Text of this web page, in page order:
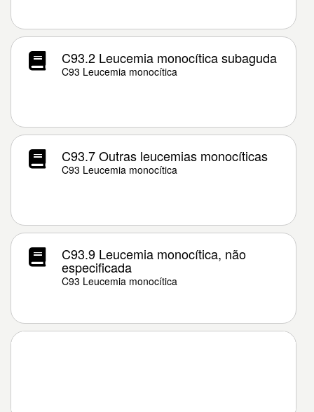
C93.2 Leucemia monocítica subaguda
C93 Leucemia monocítica
C93.7 Outras leucemias monocíticas
C93 Leucemia monocítica
C93.9 Leucemia monocítica, não
especificada
C93 Leucemia monocítica